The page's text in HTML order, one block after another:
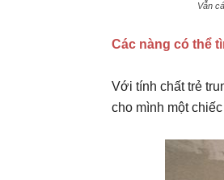
Vẫn
Các nàng có thể
Với tính chất trẻ
cho mình một